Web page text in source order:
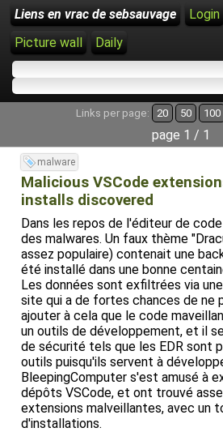
Liens en vrac de sebsauvage Login
Picture wall
Daily
Links per page: 20 50 100
page 1 / 1
malware
Malicious VSCode
installs discovered
Dans les repos de l'éditeur de
des malwares. Un faux thème
assez populaire) contenait une
été installé dans une bonne
Les données sont exfiltrées via
site qui a de fortes chances de ne
ajouter à cela que le code
un outils de développement, et il
de sécurité tels que les EDR sont
outils puisqu'ils servent à
BleepingComputer s'est amusé à
dépôts VSCode, et ont trouvé
extensions malveillantes, avec un
d'installations.